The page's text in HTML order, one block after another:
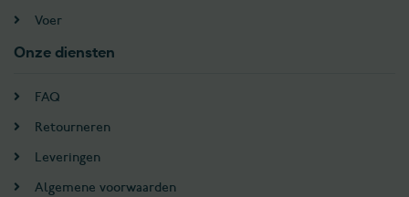
Voer
Onze diensten
FAQ
Retourneren
Leveringen
Algemene voorwaarden